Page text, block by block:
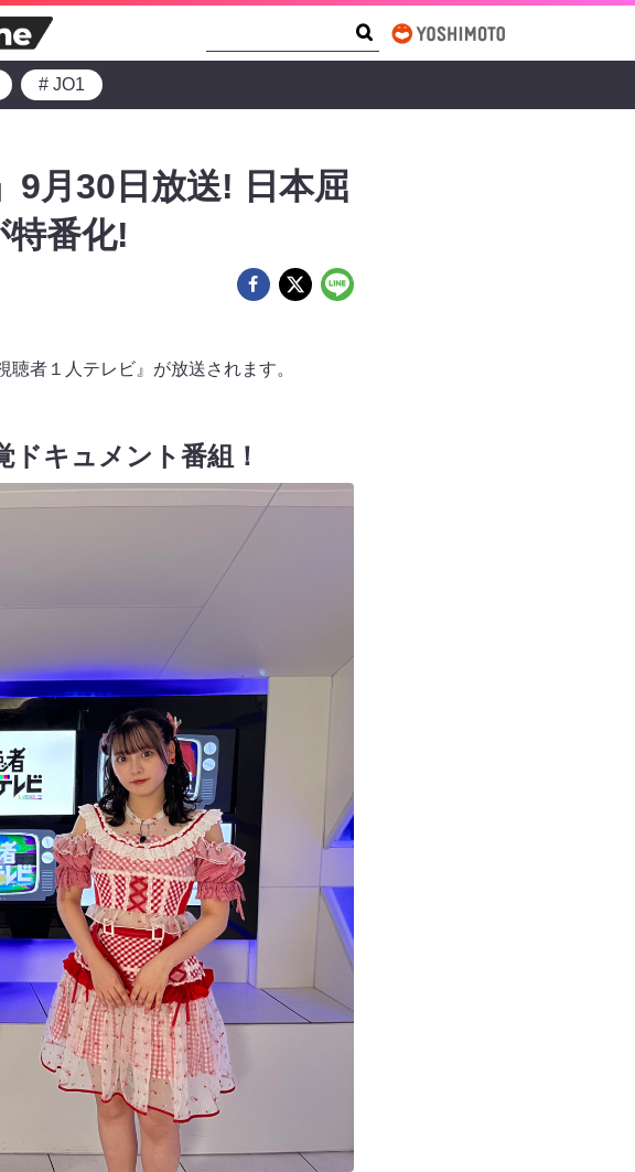
# JO1
9月30日放送! 日本屈
番化!
者１人テレビ』が放送されます。
ドキュメント番組！